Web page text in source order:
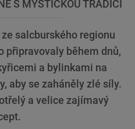
S MYSTICKOU TRADICÍ
salcburského regionu
připravovaly během dnů,
a bylinkami na
aby se zaháněly zlé síly.
a velice zajímavý